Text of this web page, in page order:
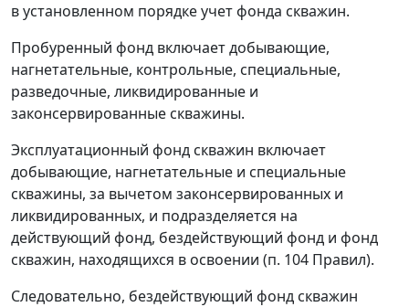
в установленном порядке учет фонда скважин.
Пробуренный фонд включает добывающие,
нагнетательные, контрольные, специальные,
разведочные, ликвидированные и
законсервированные скважины.
Эксплуатационный фонд скважин включает
добывающие, нагнетательные и специальные
скважины, за вычетом законсервированных и
ликвидированных, и подразделяется на
действующий фонд, бездействующий фонд и фонд
скважин, находящихся в освоении (п. 104 Правил).
Следовательно, бездействующий фонд скважин